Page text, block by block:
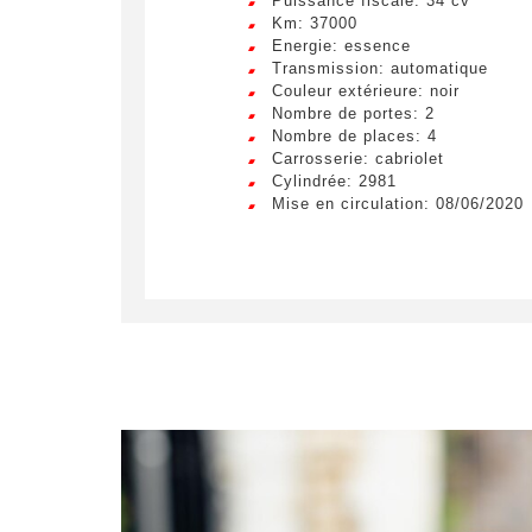
M.
Km: 37000
Energie: essence
Transmission: automatique
Couleur extérieure: noir
Nombre de portes: 2
Nombre de places: 4
Carrosserie: cabriolet
Cylindrée: 2981
Mise en circulation: 08/06/2020